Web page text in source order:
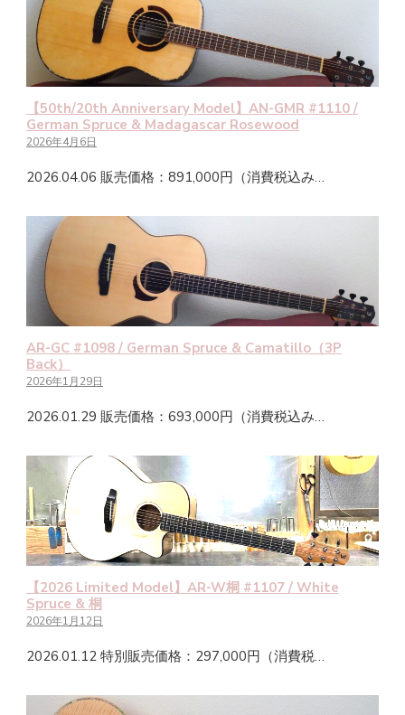
【50th/20th Anniversary Model】AN-GMR #1110 /
German Spruce & Madagascar Rosewood
2026年4月6日
2026.04.06 販売価格：891,000円（消費税込み…
AR-GC #1098 / German Spruce & Camatillo（3P
Back）
2026年1月29日
2026.01.29 販売価格：693,000円（消費税込み…
【2026 Limited Model】AR-W桐 #1107 / White
Spruce & 桐
2026年1月12日
2026.01.12 特別販売価格：297,000円（消費税…